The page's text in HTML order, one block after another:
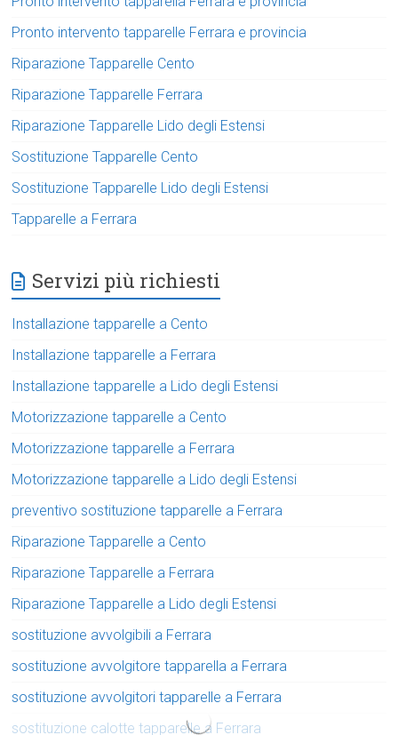
Pronto intervento tapparelle Ferrara e provincia
Riparazione Tapparelle Cento
Riparazione Tapparelle Ferrara
Riparazione Tapparelle Lido degli Estensi
Sostituzione Tapparelle Cento
Sostituzione Tapparelle Lido degli Estensi
Tapparelle a Ferrara
Servizi più richiesti
Installazione tapparelle a Cento
Installazione tapparelle a Ferrara
Installazione tapparelle a Lido degli Estensi
Motorizzazione tapparelle a Cento
Motorizzazione tapparelle a Ferrara
Motorizzazione tapparelle a Lido degli Estensi
preventivo sostituzione tapparelle a Ferrara
Riparazione Tapparelle a Cento
Riparazione Tapparelle a Ferrara
Riparazione Tapparelle a Lido degli Estensi
sostituzione avvolgibili a Ferrara
sostituzione avvolgitore tapparella a Ferrara
sostituzione avvolgitori tapparelle a Ferrara
sostituzione calotte tapparelle a Ferrara